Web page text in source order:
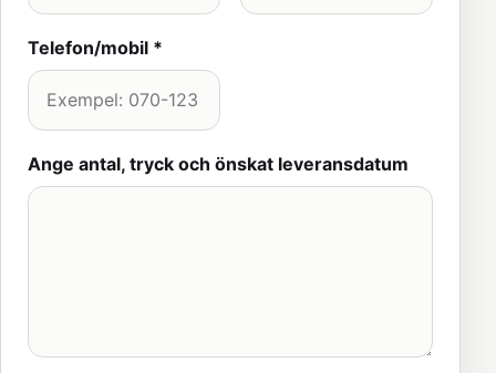
Telefon/mobil *
Ange antal, tryck och önskat leveransdatum